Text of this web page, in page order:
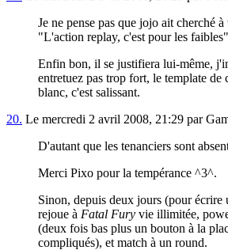
Je ne pense pas que jojo ait cherché
"L'action replay, c'est pour les
Enfin bon, il se justifiera lui-même,
entretuez pas trop fort, le template de
blanc, c'est salissant.
20. Le mercredi 2 avril 2008, 21:29 par
D'autant que les tenanciers sont
Merci Pixo pour la tempérance ^3^.
Sinon, depuis deux jours (pour écrire
rejoue à Fatal Fury vie illimitée,
(deux fois bas plus un bouton à la
compliqués), et match à un round.